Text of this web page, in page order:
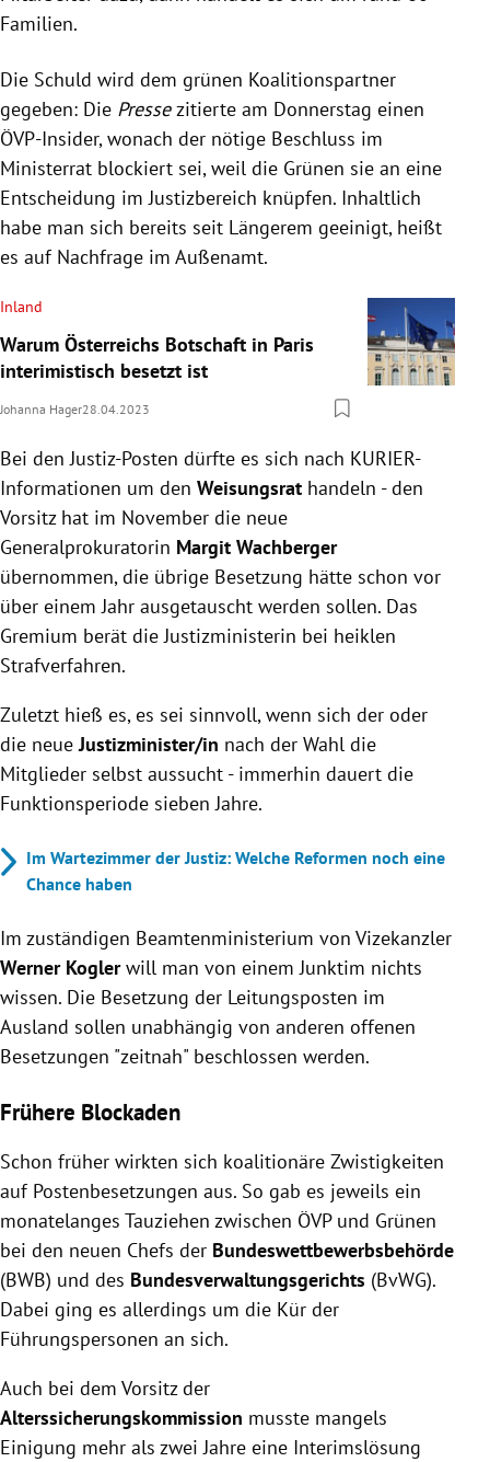
Familien.
Die Schuld wird dem grünen Koalitionspartner
gegeben: Die Pressezitierte am Donnerstag einen
ÖVP-Insider, wonach der nötige Beschluss im
Ministerrat blockiert sei, weil die Grünen sie an eine
Entscheidung im Justizbereich knüpfen. Inhaltlich
habe man sich bereits seit Längerem geeinigt, heißt
es auf Nachfrage im Außenamt.
Inland
Warum Österreichs Botschaft in Paris
interimistisch besetzt ist
Johanna Hager28.04.2023
Bei den Justiz-Posten dürfte es sich nach KURIER-
Informationen um den Weisungsrat handeln - den
Vorsitz hat im November die neue
Generalprokuratorin Margit Wachberger
übernommen, die übrige Besetzung hätte schon vor
über einem Jahr ausgetauscht werden sollen. Das
Gremium berät die Justizministerin bei heiklen
Strafverfahren.
Zuletzt hieß es, es sei sinnvoll, wenn sich der oder
die neueJustizminister/in nach der Wahl die
Mitglieder selbst aussucht - immerhin dauert die
Funktionsperiode sieben Jahre.
Im Wartezimmer der Justiz: Welche Reformen noch eine
Chance haben
Im zuständigen Beamtenministerium von Vizekanzler
Werner Koglerwill man von einem Junktim nichts
wissen. Die Besetzung der Leitungsposten im
Ausland sollen unabhängig von anderen offenen
Besetzungen "zeitnah" beschlossen werden.
Frühere Blockaden
Schon früher wirkten sich koalitionäre Zwistigkeiten
auf Postenbesetzungen aus. So gab es jeweils ein
monatelanges Tauziehen zwischen ÖVP und Grünen
bei den neuen Chefs der Bundeswettbewerbsbehörde
(BWB) und des Bundesverwaltungsgerichts (BvWG).
Dabei ging es allerdings um die Kür der
Führungspersonen an sich.
Auch bei dem Vorsitz der
Alterssicherungskommission musste mangels
Einigung mehr als zwei Jahre eine Interimslösung